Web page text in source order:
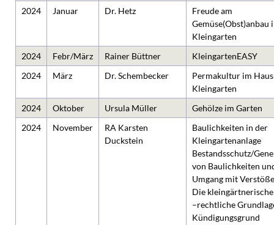
2024
Januar Dr. Hetz
Freude am
Gemüse(Obst)anbau
Kleingarten
2024
Febr/März Rainer Büttner
KleingartenEASY
2024
März Dr. Schembecker
Permakultur im
Kleingarten
2024
Oktober Ursula Müller
Gehölze im Garten
2024
November
RA Karsten
Duckstein
Baulichkeiten in der
Kleingartenanlage
Bestandsschutz/
von Baulichkeiten
Umgang mit
Die
–rechtliche
Kündigungsgrund